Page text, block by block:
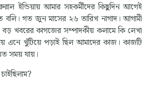
ইন্ডিয়ায় আমার সহকর্মীদের কিছুদিন আগেই
বলি। গত জুন মাসের ২৬ তারিখ নাগাদ। আগামী
বড় খবরের কাগজের সম্পাদকীয় কলামে কি লেখা
এনে খুঁটিয়ে পড়াই ছিল আমাদের কাজ। কাজটি
সময় যায়।